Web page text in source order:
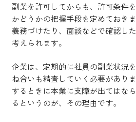
副業を許可してからも、許可条件
かどうかの把握手段を定めておき
義務づけたり、面談などで確認し
考えられます。
企業は、定期的に社員の副業状況
ね合いも精査していく必要があり
するときに本業に支障が出てはな
るというのが、その理由です。